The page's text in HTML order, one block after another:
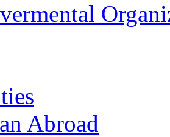
Abroad